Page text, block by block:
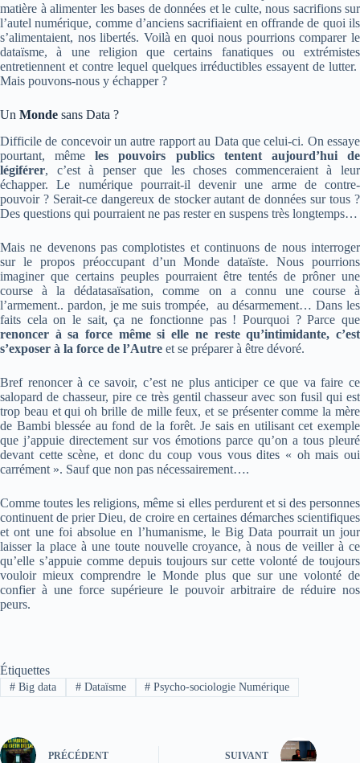
matière à alimenter les bases de données et le culte, nous sacrifions sur
l’autel numérique, comme d’anciens sacrifiaient en offrande de quoi ils
s’alimentaient, nos libertés. Voilà en quoi nous pourrions comparer le
dataïsme, à une religion que certains fanatiques ou extrémistes
entretiennent et contre lequel quelques irréductibles essayent de lutter.
Mais pouvons-nous y échapper ?
Un Monde sans Data ?
Difficile de concevoir un autre rapport au Data que celui-ci. On essaye
pourtant, mêmeles pouvoirs publics tentent aujourd’hui de
légiférer, c’est à penser que les choses commenceraient à leur
échapper. Le numérique pourrait-il devenir une arme de contre-
pouvoir ? Serait-ce dangereux de stocker autant de données sur tous ?
Des questions qui pourraient ne pas rester en suspens très longtemps…
Mais ne devenons pas complotistes et continuons de nous interroger
sur le propos préoccupant d’un Monde dataïste. Nous pourrions
imaginer que certains peuples pourraient être tentés de prôner une
course à la dédatasaïsation, comme on a connu une course à
l’armement.. pardon, je me suis trompée, au désarmement… Dans les
faits cela on le sait, ça ne fonctionne pas ! Pourquoi ? Parce que
renoncer à sa force même si elle ne reste qu’intimidante, c’est
s’exposer à la force de l’Autre et se préparer à être dévoré.
Bref renoncer à ce savoir, c’est ne plus anticiper ce que va faire ce
salopard de chasseur, pire ce très gentil chasseur avec son fusil qui est
trop beau et qui oh brille de mille feux, et se présenter comme la mère
de Bambi blessée au fond de la forêt. Je sais en utilisant cet exemple
que j’appuie directement sur vos émotions parce qu’on a tous pleuré
devant cette scène, et donc du coup vous vous dites « oh mais oui
carrément ». Sauf que non pas nécessairement….
Comme toutes les religions, même si elles perdurent et si des personnes
continuent de prier Dieu, de croire en certaines démarches scientifiques
et ont une foi absolue en l’humanisme, le Big Data pourrait un jour
laisser la place à une toute nouvelle croyance, à nous de veiller à ce
qu’elle s’appuie comme depuis toujours sur cette volonté de toujours
vouloir mieux comprendre le Monde plus que sur une volonté de
confier à une force supérieure le pouvoir arbitraire de réduire nos
peurs.
Étiquettes
#Big data #Dataïsme # Psycho-sociologie Numérique
PRÉCÉDENT SUIVANT